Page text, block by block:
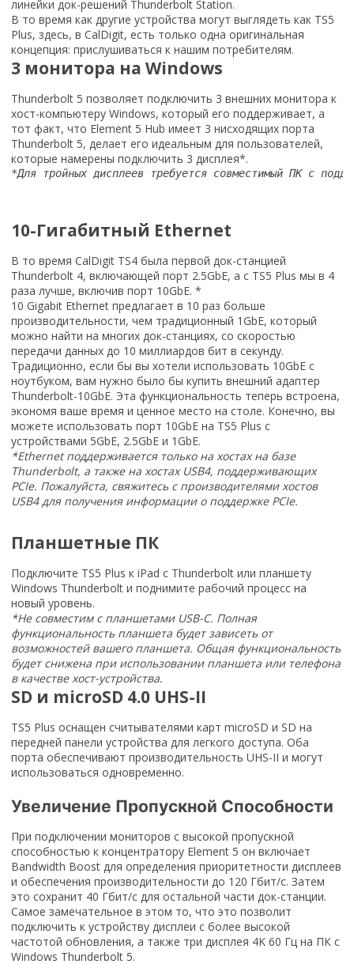
линейки док-решений Thunderbolt Station.
В то время как другие устройства могут выглядеть как TS5
Plus, здесь, в CalDigit, есть только одна оригинальная
концепция: прислушиваться к нашим потребителям.
3 монитора на Windows
Thunderbolt 5 позволяет подключить 3 внешних монитора к
хост-компьютеру Windows, который его поддерживает, а
тот факт, что Element 5 Hub имеет 3 нисходящих порта
Thunderbolt 5, делает его идеальным для пользователей,
которые намерены подключить 3 дисплея*.
*Для тройных дисплеев требуется совместимый ПК с
10-Гигабитный Ethernet
В то время CalDigit TS4 была первой док-станцией
Thunderbolt 4, включающей порт 2.5GbE, а с TS5 Plus мы в 4
раза лучше, включив порт 10GbE. *
10 Gigabit Ethernet предлагает в 10 раз больше
производительности, чем традиционный 1GbE, который
можно найти на многих док-станциях, со скоростью
передачи данных до 10 миллиардов бит в секунду.
Традиционно, если бы вы хотели использовать 10GbE с
ноутбуком, вам нужно было бы купить внешний адаптер
Thunderbolt-10GbE. Эта функциональность теперь встроена,
экономя ваше время и ценное место на столе. Конечно, вы
можете использовать порт 10GbE на TS5 Plus с
устройствами 5GbE, 2.5GbE и 1GbE.
*Ethernet поддерживается только на хостах на базе
Thunderbolt, а также на хостах USB4, поддерживающих
PCIe. Пожалуйста, свяжитесь с производителями хостов
USB4 для получения информации о поддержке PCIe.
Планшетные ПК
Подключите TS5 Plus к iPad с Thunderbolt или планшету
Windows Thunderbolt и поднимите рабочий процесс на
новый уровень.
*Не совместим с планшетами USB-C. Полная
функциональность планшета будет зависеть от
возможностей вашего планшета. Общая функциональность
будет снижена при использовании планшета или телефона
в качестве хост-устройства.
SD и microSD 4.0 UHS-II
TS5 Plus оснащен считывателями карт microSD и SD на
передней панели устройства для легкого доступа. Оба
порта обеспечивают производительность UHS-II и могут
использоваться одновременно.
Увеличение Пропускной Способности
При подключении мониторов с высокой пропускной
способностью к концентратору Element 5 он включает
Bandwidth Boost для определения приоритетности дисплеев
и обеспечения производительности до 120 Гбит/с. Затем
это сохранит 40 Гбит/с для остальной части док-станции.
Самое замечательное в этом то, что это позволит
подключить к устройству дисплеи с более высокой
частотой обновления, а также три дисплея 4K 60 Гц на ПК с
Windows Thunderbolt 5.